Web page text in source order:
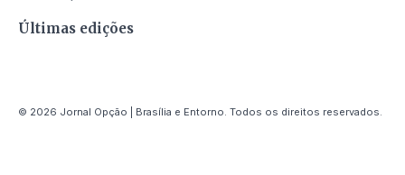
Últimas edições
© 2026 Jornal Opção | Brasília e Entorno. Todos os direitos reservados.